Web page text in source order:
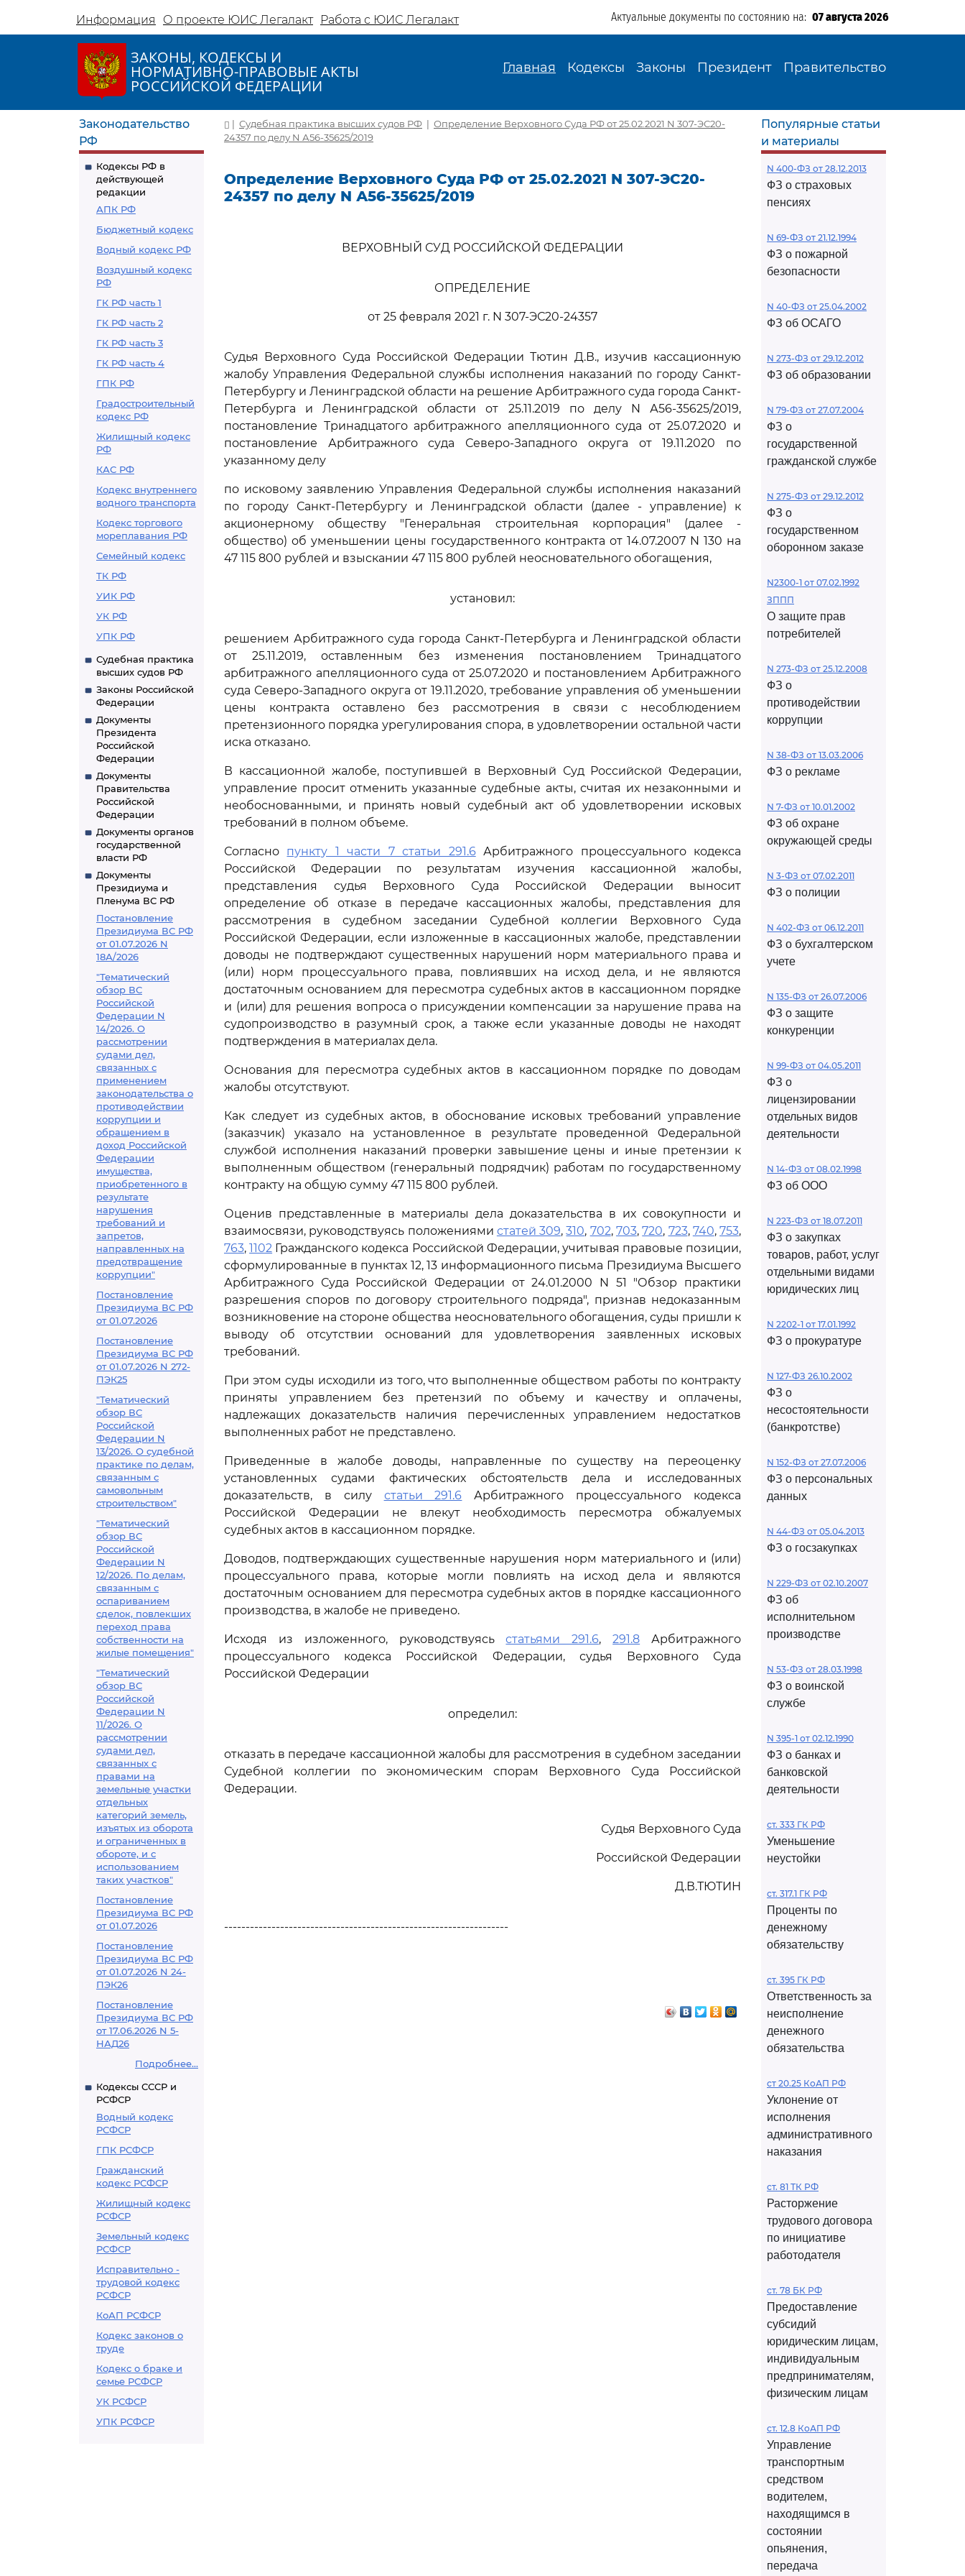
Информация О проекте ЮИС Легалакт Работа с ЮИС Легалакт Актуальные документы по состоянию на: 07 августа 2026
ЗАКОНЫ, КОДЕКСЫ И
НОРМАТИВНО-ПРАВОВЫЕ АКТЫ
РОССИЙСКОЙ ФЕДЕРАЦИИ
Главная Кодексы Законы Президент Правительство
Законодательство
РФ
Кодексы РФ в
действующей
редакции
АПК РФ
Бюджетный кодекс
Водный кодекс РФ
Воздушный кодекс
РФ
ГК РФ часть 1
ГК РФ часть 2
ГК РФ часть 3
ГК РФ часть 4
ГПК РФ
Градостроительный
кодекс РФ
Жилищный кодекс
РФ
КАС РФ
Кодекс внутреннего
водного транспорта
Кодекс торгового
мореплавания РФ
Семейный кодекс
ТК РФ
УИК РФ
УК РФ
УПК РФ
Судебная практика
высших судов РФ
Законы Российской
Федерации
Документы
Президента
Российской
Федерации
Документы
Правительства
Российской
Федерации
Документы органов
государственной
власти РФ
Документы
Президиума и
Пленума ВС РФ
Постановление
Президиума ВС РФ
от 01.07.2026 N
18А/2026
"Тематический
обзор ВС
Российской
Федерации N
14/2026. О
рассмотрении
судами дел,
связанных с
применением
законодательства о
противодействии
коррупции и
обращением в
доход Российской
Федерации
имущества,
приобретенного в
результате
нарушения
требований и
запретов,
направленных на
предотвращение
коррупции"
Постановление
Президиума ВС РФ
от 01.07.2026
Постановление
Президиума ВС РФ
от 01.07.2026 N 272-
ПЭК25
"Тематический
обзор ВС
Российской
Федерации N
13/2026. О судебной
практике по делам,
связанным с
самовольным
строительством"
"Тематический
обзор ВС
Российской
Федерации N
12/2026. По делам,
связанным с
оспариванием
сделок, повлекших
переход права
собственности на
жилые помещения"
"Тематический
обзор ВС
Российской
Федерации N
11/2026. О
рассмотрении
судами дел,
связанных с
правами на
земельные участки
отдельных
категорий земель,
изъятых из оборота
и ограниченных в
обороте, и с
использованием
таких участков"
Постановление
Президиума ВС РФ
от 01.07.2026
Постановление
Президиума ВС РФ
от 01.07.2026 N 24-
ПЭК26
Постановление
Президиума ВС РФ
от 17.06.2026 N 5-
НАД26
Подробнее...
Кодексы СССР и
РСФСР
Водный кодекс
РСФСР
ГПК РСФСР
Гражданский
кодекс РСФСР
Жилищный кодекс
РСФСР
Земельный кодекс
РСФСР
Исправительно -
трудовой кодекс
РСФСР
КоАП РСФСР
Кодекс законов о
труде
Кодекс о браке и
семье РСФСР
УК РСФСР
УПК РСФСР
| Судебная практика высших судов РФ | Определение Верховного Суда РФ от 25.02.2021 N 307-ЭС20-
24357 по делу N А56-35625/2019
Определение Верховного Суда РФ от 25.02.2021 N 307-ЭС20-
24357 по делу N А56-35625/2019
ВЕРХОВНЫЙ СУД РОССИЙСКОЙ ФЕДЕРАЦИИ
ОПРЕДЕЛЕНИЕ
от 25 февраля 2021 г. N 307-ЭС20-24357
Судья Верховного Суда Российской Федерации Тютин Д.В., изучив кассационную
жалобу Управления Федеральной службы исполнения наказаний по городу Санкт-
Петербургу и Ленинградской области на решение Арбитражного суда города Санкт-
Петербурга и Ленинградской области от 25.11.2019 по делу N А56-35625/2019,
постановление Тринадцатого арбитражного апелляционного суда от 25.07.2020 и
постановление Арбитражного суда Северо-Западного округа от 19.11.2020 по
указанному делу
по исковому заявлению Управления Федеральной службы исполнения наказаний
по городу Санкт-Петербургу и Ленинградской области (далее - управление) к
акционерному обществу "Генеральная строительная корпорация" (далее -
общество) об уменьшении цены государственного контракта от 14.07.2007 N 130 на
47 115 800 рублей и взыскании 47 115 800 рублей неосновательного обогащения,
установил:
решением Арбитражного суда города Санкт-Петербурга и Ленинградской области
от 25.11.2019, оставленным без изменения постановлением Тринадцатого
арбитражного апелляционного суда от 25.07.2020 и постановлением Арбитражного
суда Северо-Западного округа от 19.11.2020, требование управления об уменьшении
цены контракта оставлено без рассмотрения в связи с несоблюдением
претензионного порядка урегулирования спора, в удовлетворении остальной части
иска отказано.
В кассационной жалобе, поступившей в Верховный Суд Российской Федерации,
управление просит отменить указанные судебные акты, считая их незаконными и
необоснованными, и принять новый судебный акт об удовлетворении исковых
требований в полном объеме.
Согласно пункту 1 части 7 статьи 291.6Арбитражного процессуального кодекса
Российской Федерации по результатам изучения кассационной жалобы,
представления судья Верховного Суда Российской Федерации выносит
определение об отказе в передаче кассационных жалобы, представления для
рассмотрения в судебном заседании Судебной коллегии Верховного Суда
Российской Федерации, если изложенные в кассационных жалобе, представлении
доводы не подтверждают существенных нарушений норм материального права и
(или) норм процессуального права, повлиявших на исход дела, и не являются
достаточным основанием для пересмотра судебных актов в кассационном порядке
и (или) для решения вопроса о присуждении компенсации за нарушение права на
судопроизводство в разумный срок, а также если указанные доводы не находят
подтверждения в материалах дела.
Основания для пересмотра судебных актов в кассационном порядке по доводам
жалобы отсутствуют.
Как следует из судебных актов, в обоснование исковых требований управление
(заказчик) указало на установленное в результате проведенной Федеральной
службой исполнения наказаний проверки завышение цены и иные претензии к
выполненным обществом (генеральный подрядчик) работам по государственному
контракту на общую сумму 47 115 800 рублей.
Оценив представленные в материалы дела доказательства в их совокупности и
взаимосвязи, руководствуясь положениями статей 309,310, 702, 703,720, 723, 740,753,
763,1102 Гражданского кодекса Российской Федерации, учитывая правовые позиции,
сформулированные в пунктах 12, 13 информационного письма Президиума Высшего
Арбитражного Суда Российской Федерации от 24.01.2000 N 51 "Обзор практики
разрешения споров по договору строительного подряда", признав недоказанным
возникновение на стороне общества неосновательного обогащения, суды пришли к
выводу об отсутствии оснований для удовлетворения заявленных исковых
требований.
При этом суды исходили из того, что выполненные обществом работы по контракту
приняты управлением без претензий по объему и качеству и оплачены,
надлежащих доказательств наличия перечисленных управлением недостатков
выполненных работ не представлено.
Приведенные в жалобе доводы, направленные по существу на переоценку
установленных судами фактических обстоятельств дела и исследованных
доказательств, в силу статьи 291.6 Арбитражного процессуального кодекса
Российской Федерации не влекут необходимость пересмотра обжалуемых
судебных актов в кассационном порядке.
Доводов, подтверждающих существенные нарушения норм материального и (или)
процессуального права, которые могли повлиять на исход дела и являются
достаточным основанием для пересмотра судебных актов в порядке кассационного
производства, в жалобе не приведено.
Исходя из изложенного, руководствуясьстатьями 291.6,291.8 Арбитражного
процессуального кодекса Российской Федерации, судья Верховного Суда
Российской Федерации
определил:
отказать в передаче кассационной жалобы для рассмотрения в судебном заседании
Судебной коллегии по экономическим спорам Верховного Суда Российской
Федерации.
Судья Верховного Суда
Российской Федерации
Д.В.ТЮТИН
------------------------------------------------------------------
Популярные статьи
и материалы
N 400-ФЗ от 28.12.2013
ФЗ о страховых
пенсиях
N 69-ФЗ от 21.12.1994
ФЗ о пожарной
безопасности
N 40-ФЗ от 25.04.2002
ФЗ об ОСАГО
N 273-ФЗ от 29.12.2012
ФЗ об образовании
N 79-ФЗ от 27.07.2004
ФЗ о
государственной
гражданской службе
N 275-ФЗ от 29.12.2012
ФЗ о
государственном
оборонном заказе
N2300-1 от 07.02.1992
ЗППП
О защите прав
потребителей
N 273-ФЗ от 25.12.2008
ФЗ о
противодействии
коррупции
N 38-ФЗ от 13.03.2006
ФЗ о рекламе
N 7-ФЗ от 10.01.2002
ФЗ об охране
окружающей среды
N 3-ФЗ от 07.02.2011
ФЗ о полиции
N 402-ФЗ от 06.12.2011
ФЗ о бухгалтерском
учете
N 135-ФЗ от 26.07.2006
ФЗ о защите
конкуренции
N 99-ФЗ от 04.05.2011
ФЗ о
лицензировании
отдельных видов
деятельности
N 14-ФЗ от 08.02.1998
ФЗ об ООО
N 223-ФЗ от 18.07.2011
ФЗ о закупках
товаров, работ, услуг
отдельными видами
юридических лиц
N 2202-1 от 17.01.1992
ФЗ о прокуратуре
N 127-ФЗ 26.10.2002
ФЗ о
несостоятельности
(банкротстве)
N 152-ФЗ от 27.07.2006
ФЗ о персональных
данных
N 44-ФЗ от 05.04.2013
ФЗ о госзакупках
N 229-ФЗ от 02.10.2007
ФЗ об
исполнительном
производстве
N 53-ФЗ от 28.03.1998
ФЗ о воинской
службе
N 395-1 от 02.12.1990
ФЗ о банках и
банковской
деятельности
ст. 333 ГК РФ
Уменьшение
неустойки
ст. 317.1 ГК РФ
Проценты по
денежному
обязательству
ст. 395 ГК РФ
Ответственность за
неисполнение
денежного
обязательства
ст 20.25 КоАП РФ
Уклонение от
исполнения
административного
наказания
ст. 81 ТК РФ
Расторжение
трудового договора
по инициативе
работодателя
ст. 78 БК РФ
Предоставление
субсидий
юридическим лицам,
индивидуальным
предпринимателям,
физическим лицам
ст. 12.8 КоАП РФ
Управление
транспортным
средством
водителем,
находящимся в
состоянии
опьянения,
передача